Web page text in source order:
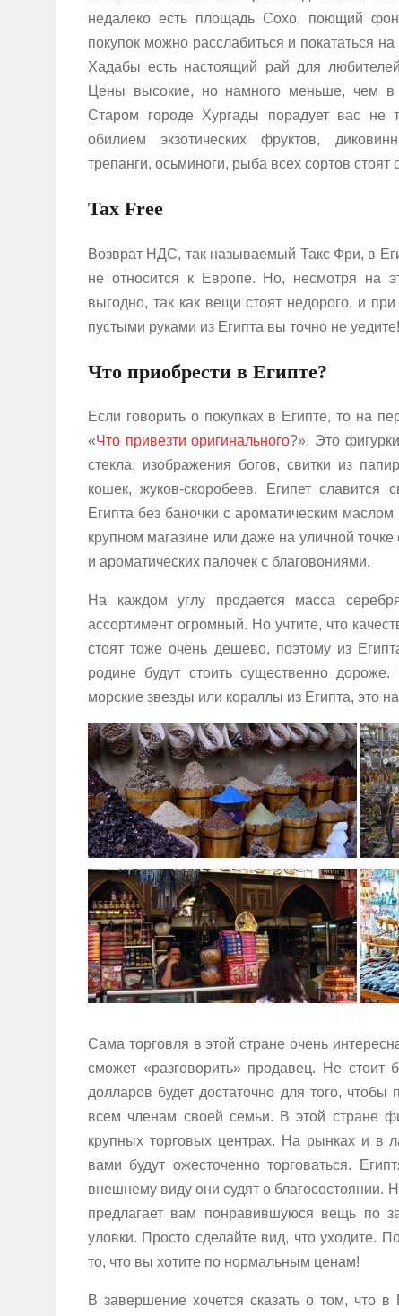
недалеко есть площадь Сохо, поющий
покупок можно расслабиться и покататься
Хадабы есть настоящий рай для
Цены высокие, но намного меньше, чем в
Старом городе Хургады порадует вас не
обилием экзотических фруктов,
трепанги, осьминоги, рыба всех сортов стоят
Tax Free
Возврат НДС, так называемый Такс Фри, в
не относится к Европе. Но, несмотря на
выгодно, так как вещи стоят недорого, и
пустыми руками из Египта вы точно не уедите!
Что приобрести в Египте?
Если говорить о покупках в Египте, то на
«Что привезти оригинального?». Это
стекла, изображения богов, свитки из
кошек, жуков-скоробеев. Египет славится
Египта без баночки с ароматическим
крупном магазине или даже на уличной
и ароматических палочек с благовониями.
На каждом углу продается масса
ассортимент огромный. Но учтите, что
стоят тоже очень дешево, поэтому из
родине будут стоить существенно
морские звезды или кораллы из Египта, это
Сама торговля в этой стране очень
сможет «разговорить» продавец. Не
долларов будет достаточно для того,
всем членам своей семьи. В этой стране
крупных торговых центрах. На рынках и в
вами будут ожесточенно торговаться.
внешнему виду они судят о благосостоянии.
предлагает вам понравившуюся вещь по
уловки. Просто сделайте вид, что уходите.
то, что вы хотите по нормальным ценам!
В завершение хочется сказать о том, что